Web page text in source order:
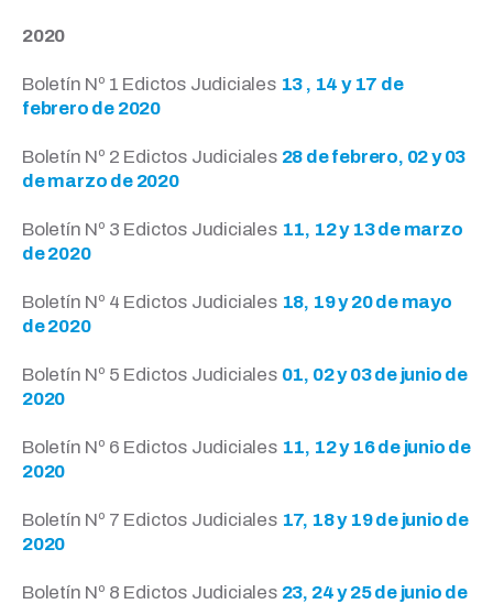
2020
Boletín Nº 1 Edictos Judiciales 13 , 14 y 17 de
febrero de 2020
Boletín Nº 2 Edictos Judiciales 28 de febrero, 02 y 03
de marzo de 2020
Boletín Nº 3 Edictos Judiciales 11, 12 y 13 de marzo
de 2020
Boletín Nº 4 Edictos Judiciales 18, 19 y 20 de mayo
de 2020
Boletín Nº 5 Edictos Judiciales 01, 02 y 03 de junio de
2020
Boletín Nº 6 Edictos Judiciales 11, 12 y 16 de junio de
2020
Boletín Nº 7 Edictos Judiciales 17, 18 y 19 de junio de
2020
Boletín Nº 8 Edictos Judiciales 23, 24 y 25 de junio de